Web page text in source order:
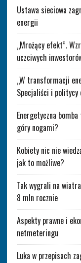
Ustawa sieciowa
energii
„Mrożący efekt”.
uczciwych
„W transformacji
Specjaliści i politycy
Energetyczna
góry nogami?
Kobiety nic nie
jak to możliwe?
Tak wygrali na
8 mln rocznie
Aspekty prawne i
netmeteringu
Luka w przepisach